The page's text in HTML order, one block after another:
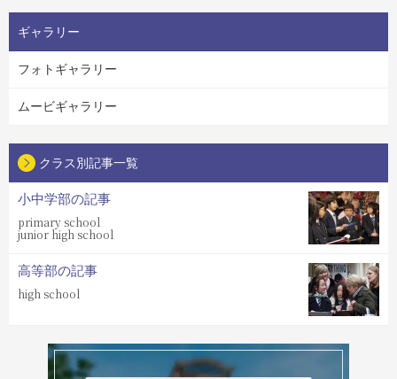
ギャラリー
フォトギャラリー
ムービギャラリー
クラス別記事一覧
小中学部の記事
primary school
junior high school
高等部の記事
high school